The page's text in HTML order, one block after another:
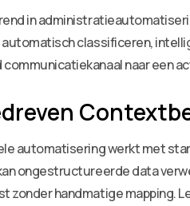
in
classificeren,
naar een
automatisering werkt met
ongestructureerde data
zonder handmatige mapping.